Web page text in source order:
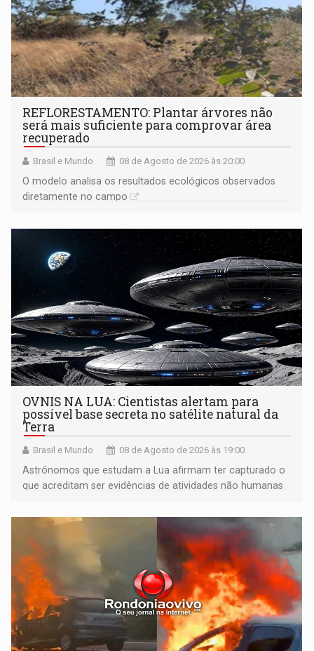
REFLORESTAMENTO: Plantar árvores não
será mais suficiente para comprovar área
recuperado
Brasil e Mundo 08 de Agosto de 2026 às 20:00
O modelo analisa os resultados ecológicos observados
diretamente no campo
OVNIS NA LUA: Cientistas alertam para
possível base secreta no satélite natural da
Terra
Brasil e Mundo 08 de Agosto de 2026 às 19:00
Astrônomos que estudam a Lua afirmam ter capturado o
que acreditam ser evidências de atividades não humanas
órbita